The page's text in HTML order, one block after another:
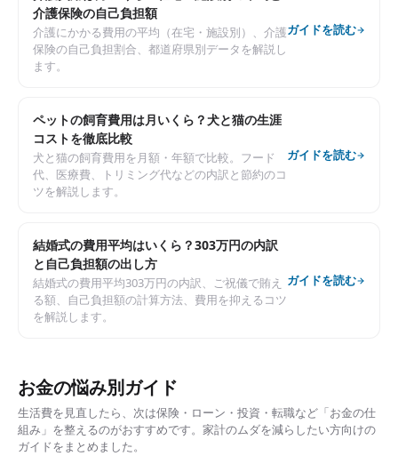
介護保険の自己負担額
介護にかかる費用の平均（在宅・施設別）、介護
保険の自己負担割合、都道府県別データを解説し
ます。
ガイドを読む
ペットの飼育費用は月いくら？犬と猫の生涯
コストを徹底比較
犬と猫の飼育費用を月額・年額で比較。フード
代、医療費、トリミング代などの内訳と節約のコ
ツを解説します。
ガイドを読む
結婚式の費用平均はいくら？303万円の内訳
と自己負担額の出し方
結婚式の費用平均303万円の内訳、ご祝儀で賄え
る額、自己負担額の計算方法、費用を抑えるコツ
を解説します。
ガイドを読む
お金の悩み別ガイド
生活費を見直したら、次は保険・ローン・投資・転職など「お金の仕
組み」を整えるのがおすすめです。家計のムダを減らしたい方向けの
ガイドをまとめました。